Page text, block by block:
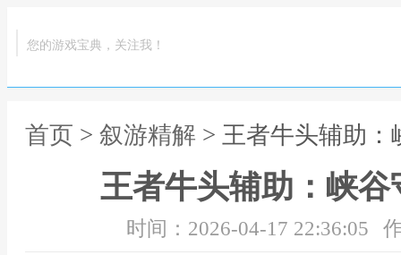
您的游戏宝典，关注我！
首页 > 叙游精解 > 王者牛头辅助
王者牛头辅助：峡
时间：2026-04-17 22:36:05